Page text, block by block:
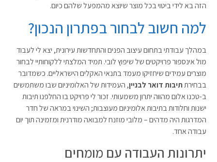
הזה בא לידי ביטוי בכל מוצר שיוצא מהמפעל שלהם כיום.
למה חשוב לבחור בפתרון הנכון?
במהלך עבודתי בתחום עיצוב הפנים והתחדשות עירונית, יצא לי לעבוד
מול אינספור פרויקטים של שיפוץ לובי. תמיד המלצתי ללקוחותיי לבחור
מוצרים עמידים שיחזיקו מעמד בתנאי האקלים הישראליים. כשמדובר
בבחירתתיבות דואר לבניין, העמידות של האלומיניום שבו משתמשים
ב-טכנו אלום מהווה יתרון משמעותי. זכור לי פרויקט בו החלפנו תיבות
ישנות וחלודות בתיבות אלומיניום מעוצבות; השינוי במראה של חדר
המדרגות היה מדהים – מלובי מוזנח למבואה מודרנית ומזמינה תוך יום
עבודה אחד.
יתרונות העבודה עם מומחים